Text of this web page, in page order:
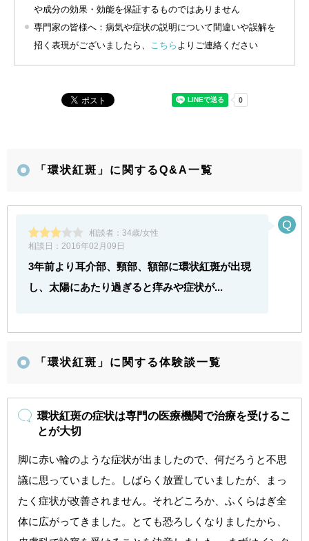
や成分の効果・効能を保証するものではありません
専門家の皆様へ：病気や症状の説明について間違いや誤解を
招く表現がございましたら、
こちら よりご連絡ください
「環状紅斑」に関するQ&A一覧
相談者： 34歳/女性
相談日： 2016年02月09日
3年前より耳介部、頸部、額部に環状紅斑が出現
し、太陽にあたり過ぎると痒みや症状が...
「環状紅斑」に関する体験談一覧
環状紅斑の症状は専門の医療機関で治療を受けるこ
とが大切
脚に赤い輪のような症状が出ましたので、何だろうと不思
議に思っていました。しばらく放置していましたが、まっ
たく症状が改善されません。それどころか、ふくらはぎ全
体に広がってきました。とても恐ろしくなりましたから、